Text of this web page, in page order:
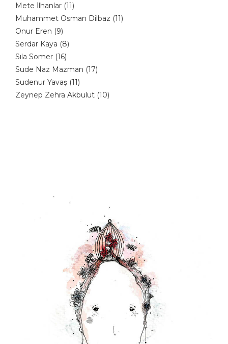
Mete İlhanlar (11)
Muhammet Osman Dilbaz (11)
Onur Eren (9)
Serdar Kaya (8)
Sıla Somer (16)
Sude Naz Mazman (17)
Sudenur Yavaş (11)
Zeynep Zehra Akbulut (10)